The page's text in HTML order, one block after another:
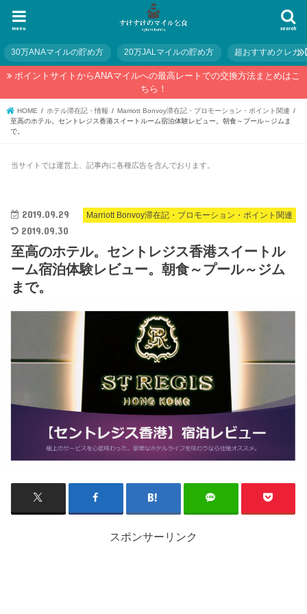
search
menu
30万ANAマイルの貯め方 20万JALマイルの貯め方 超おすすめクレカ
ポイントサイトからANAマイルへの最高レートでの交換方法まとめはこ
ちら！
HOME ホテル滞在記・情報
Marriott Bonvoy滞在記・プロモーション・ポイント関連
至高のホテル。セントレジス香港スイートルーム宿泊体験レビュー。朝食～プール～ジムま
で。
当サイトでは運営上、記事内に各種広告を含んでおります。
Marriott Bonvoy滞在記・プロモーション・ポイント関連
2019.09.29
2019.09.30
至高のホテル。セントレジス香港スイートル
ーム宿泊体験レビュー。朝食～プール～ジム
まで。
スポンサーリンク